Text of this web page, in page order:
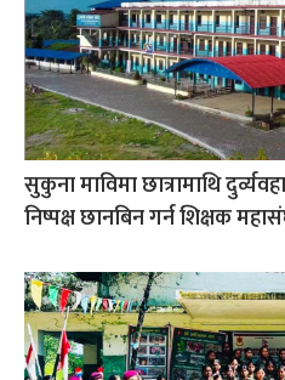
सुकुना माविमा छात्रामाथि
निष्पक्ष छानबिन गर्न शिक्षक